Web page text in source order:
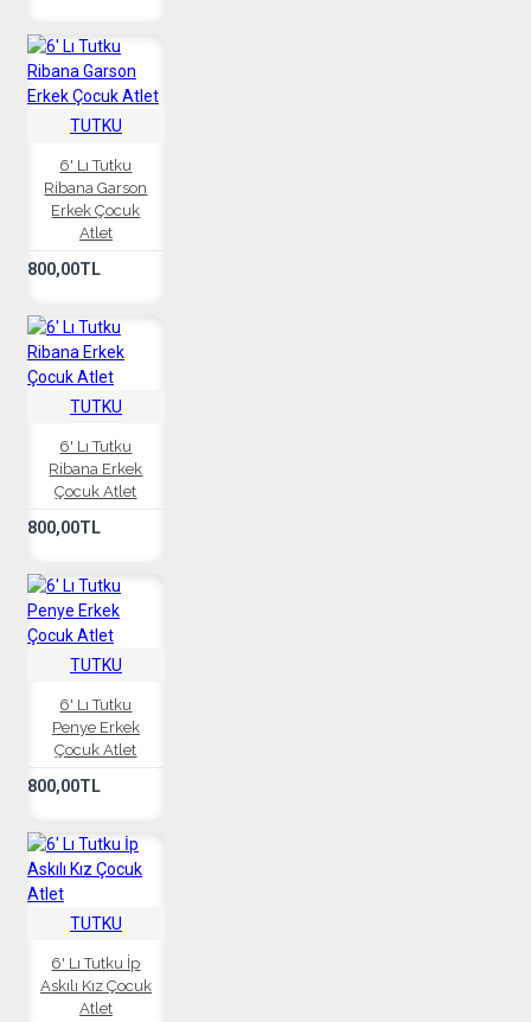
TUTKU
6' Lı Tutku
Ribana Garson
Erkek Çocuk
Atlet
800,00TL
TUTKU
6' Lı Tutku
Ribana Erkek
Çocuk Atlet
800,00TL
TUTKU
6' Lı Tutku
Penye Erkek
Çocuk Atlet
800,00TL
TUTKU
6' Lı Tutku İp
Askılı Kız Çocuk
Atlet